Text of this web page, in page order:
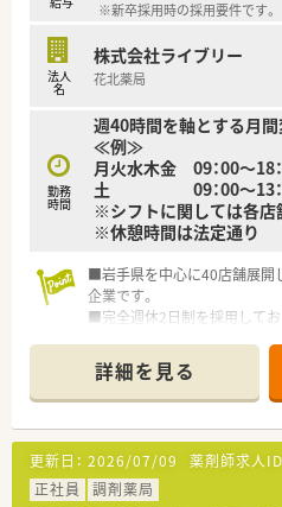
※新卒採用時の採用要件です。
法人
名
株式会社ライブリー
花北薬局
勤務
時間
週40時間を軸とする月
≪例≫
月火水木金 09：00～18
土 09：00～13：
※シフトに関しては各店
※休憩時間は法定通り
■岩手県を中心に40店舗展開
企業です。
■完全週休2日制を採用して
■新卒採用も積極的に行って
ております。
■教育制度は集合研修やEラ
詳細を見る
更新日： 2026/07/09 薬剤師求人ID
正社員
調剤薬局